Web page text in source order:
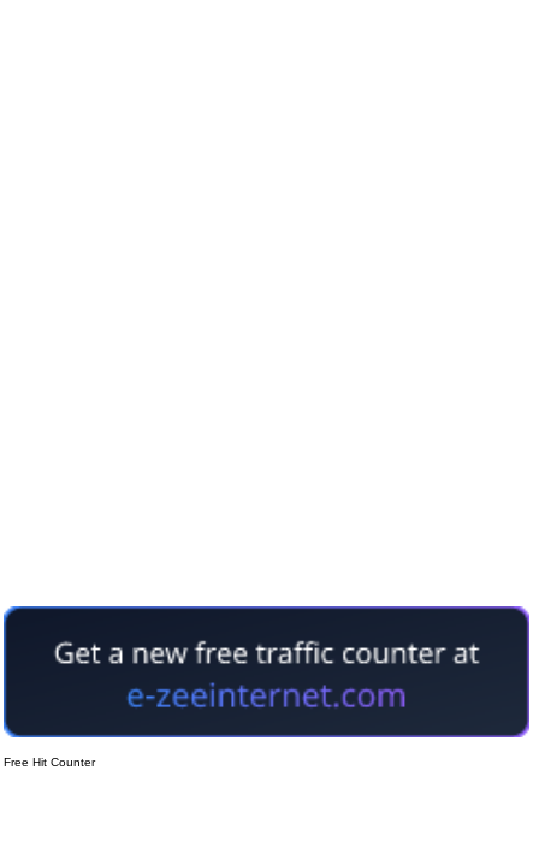
Free Hit Counter